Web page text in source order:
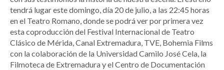
tendrá lugar este domingo, día 20 de julio, a las 22:45 horas
en el Teatro Romano, donde se podrá ver por primera vez
esta coproducción del Festival Internacional de Teatro
Clásico de Mérida, Canal Extremadura, TVE, Bohemia Films
con la colaboración de la Universidad Camilo José Cela, la
Filmoteca de Extremadura y el Centro de Documentación